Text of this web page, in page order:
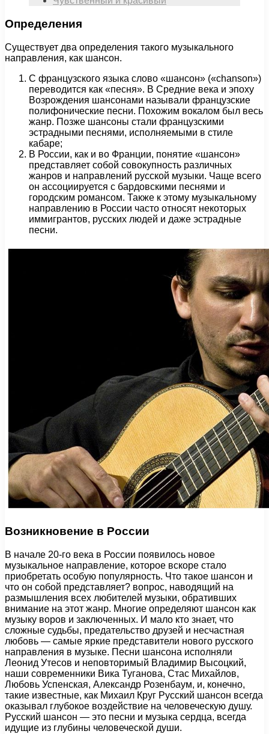
Определения
Существует два определения такого музыкального
направления, как шансон.
С французского языка слово «шансон» («chanson»)
переводится как «песня». В Средние века и эпоху
Возрождения шансонами называли французские
полифонические песни. Похожим вокалом был весь
жанр. Позже шансоны стали французскими
эстрадными песнями, исполняемыми в стиле
кабаре;
В России, как и во Франции, понятие «шансон»
представляет собой совокупность различных
жанров и направлений русской музыки. Чаще всего
он ассоциируется с бардовскими песнями и
городским романсом. Также к этому музыкальному
направлению в России часто относят некоторых
иммигрантов, русских людей и даже эстрадные
песни.
Возникновение в России
В начале 20-го века в России появилось новое
музыкальное направление, которое вскоре стало
приобретать особую популярность. Что такое шансон и
что он собой представляет? вопрос, наводящий на
размышления всех любителей музыки, обративших
внимание на этот жанр. Многие определяют шансон как
музыку воров и заключенных. И мало кто знает, что
сложные судьбы, предательство друзей и несчастная
любовь — самые яркие представители нового русского
направления в музыке. Песни шансона исполняли
Леонид Утесов и неповторимый Владимир Высоцкий,
наши современники Вика Туганова, Стас Михайлов,
Любовь Успенская, Александр Розенбаум, и, конечно,
такие известные, как Михаил Круг Русский шансон всегда
оказывал глубокое воздействие на человеческую душу.
Русский шансон — это песни и музыка сердца, всегда
идущие из глубины человеческой души.